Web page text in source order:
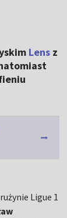
Lens z
Ligue 1